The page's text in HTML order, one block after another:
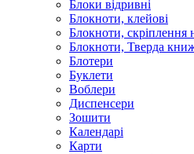
Блоки відривні
Блокноти, клейові
Блокноти,
Блокноти, Тверда
Блотери
Буклети
Воблери
Диспенсери
Зошити
Календарі
Карти